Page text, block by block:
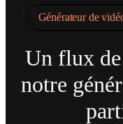
Générateur de
Un flux
notre